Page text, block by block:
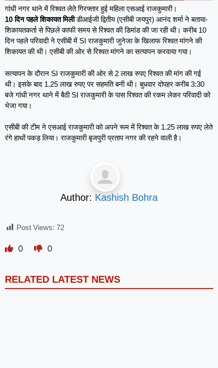
गांधी नगर थाने में रिश्वत लेते गिरफ्तार हुई महिला एसआई राजकुमारी।
10 दिन पहले शिकायत मिलीडीआईजी द्वितीय (एसीबी जयपुर) आनंद शर्मा ने बताया-
शिकायतकर्ता से पिछले काफी समय से रिश्वत की डिमांड की जा रही थी। करीब 10
दिन पहले परिवादी ने एसीबी में SI राजकुमारी जुनेजा के खिलाफ रिश्वत मांगने की
शिकायत की थी। एसीबी की ओर से रिश्वत मांगने का सत्यापन करवाया गया।
सत्यापन के दौरान SI राजकुमारी की ओर से 2 लाख रुपए रिश्वत की मांग की गई
थी। इसके बाद 1.25 लाख रुपए पर सहमति बनी थी। बुधवार दोपहर करीब 3:30
बजे गांधी नगर थाने में बैठी SI राजकुमारी के पास रिश्वत की रकम लेकर परिवादी को
भेजा गया।
एसीबी की टीम ने एसआई राजकुमारी को अपने रूम में रिश्वत के 1.25 लाख रुपए लेते
रंगे हाथों पकड़ लिया। राजकुमारी बृजपुरी प्रताप नगर की रहने वाली है।
Author: Kashish Bohra
Post Views: 72
0 0
RELATED LATEST NEWS